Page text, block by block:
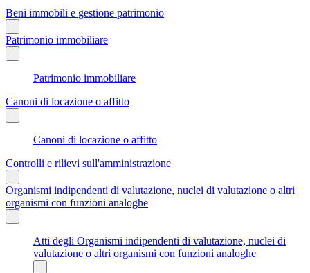
Beni immobili e gestione patrimonio
Patrimonio immobiliare
Patrimonio immobiliare
Canoni di locazione o affitto
Canoni di locazione o affitto
Controlli e rilievi sull'amministrazione
Organismi indipendenti di valutazione, nuclei di valutazione o altri
organismi con funzioni analoghe
Atti degli Organismi indipendenti di valutazione, nuclei di
valutazione o altri organismi con funzioni analoghe